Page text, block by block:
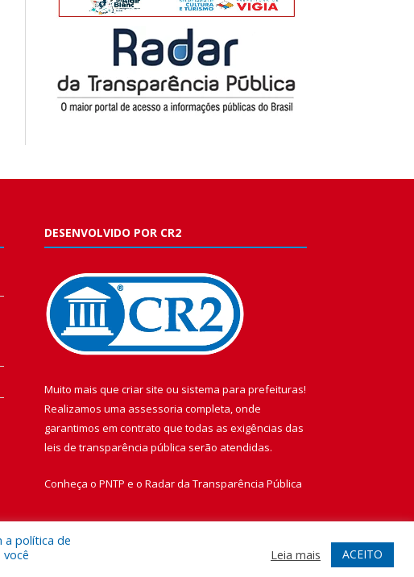
DESENVOLVIDO POR CR2
Muito mais que criar site ou sistema para prefeituras!
Realizamos uma assessoria completa, onde
garantimos em contrato que todas as exigências das
leis de transparência pública serão atendidas.
Conheça o PNTP e o Radar da Transparência Pública
a política de
você
Leia mais ACEITO